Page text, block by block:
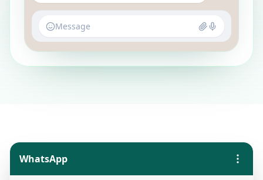
Message
WhatsApp